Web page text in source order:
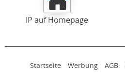
IP auf Homepage
Startseite Werbung AGB